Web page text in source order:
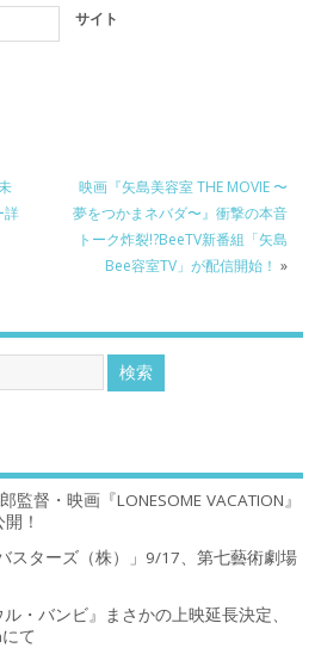
サイト
詳
映画『矢島美容室 THE MOVIE 〜
夢をつかまネバダ〜』衝撃の本音
トーク炸裂!?BeeTV新番組「矢島
Bee容室TV」が配信開始！ »
督・映画『LONESOME VACATION』
！
スターズ（株）」9/17、第七藝術劇場
・バンビ』まさかの上映延長決定、
て